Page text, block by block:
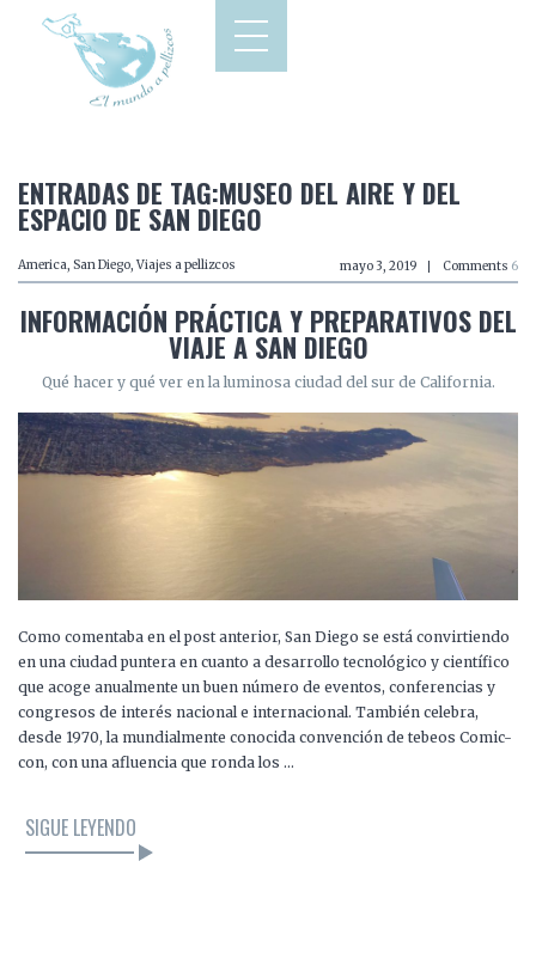
ENTRADAS DE TAG:MUSEO DEL AIRE Y DEL
ESPACIO DE SAN DIEGO
America, San Diego, Viajes a pellizcos mayo 3, 2019 Comments 6
INFORMACIÓN PRÁCTICA Y PREPARATIVOS DEL
VIAJE A SAN DIEGO
Qué hacer y qué ver en la luminosa ciudad del sur de California.
Como comentaba en el post anterior, San Diego se está convirtiendo
en una ciudad puntera en cuanto a desarrollo tecnológico y científico
que acoge anualmente un buen número de eventos, conferencias y
congresos de interés nacional e internacional. También celebra,
desde 1970, la mundialmente conocida convención de tebeos Comic-
con, con una afluencia que ronda los …
SIGUE LEYENDO